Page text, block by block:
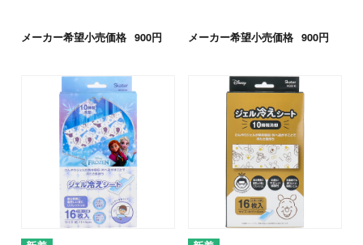
メーカー希望小売価格 900円 メーカー希望小売価格 900円